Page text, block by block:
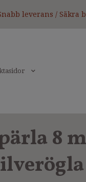
leverans / Säkra
8